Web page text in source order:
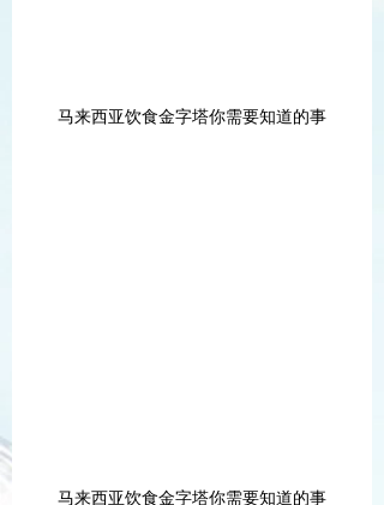
马来西亚饮食金字塔你需要知道的事
马来西亚饮食金字塔你需要知道的事